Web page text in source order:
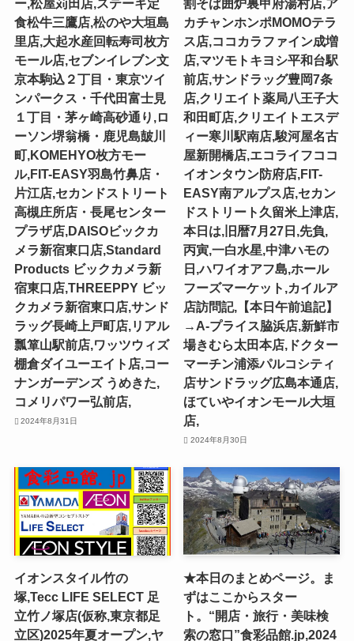
ー,松屋苅田店,ステーキ定
食松牛三鷹店,松のや大垣島
里店,大起水産回転寿司枚方
モール店,セブンイレブン文
京本駒込２丁目・東京ツイ
ンパークス・千代田富士見
１丁目・茅ヶ崎高砂通り,ロ
ーソン堺翁橋・鹿児島皷川
町,KOMEHYO枚方モー
ル,FIT-EASY羽島竹鼻店・
片江店,セカンドストリート
高槻庄所店・長尾センター
プラザ店,DAISOビックカ
メラ新宿東口店,Standard
Products ビックカメラ新
宿東口店,THREEPPY ビッ
クカメラ新宿東口店,サンド
ラッグ長崎上戸町店,リアル
瓢箪山駅前店,ワッツウィズ
棚倉ダイユーエイト店,コー
ナンガーデンズ うめきた,
コメリパワー弘前店,
2024年8月31日
割そば囲炉裏甲府湯村店,ア
カチャンホンポMOMOテラ
ス店,ココカラファイン成増
店,マツモトキヨシ平和台駅
前店,サンドラッグ豊岡7条
店,クリエイト薬局八王子大
和田町店,クリエイトエスデ
ィー寒川駅南店,駿河屋名古
屋新開橋店,エコライフココ
イオンタウン防府店,FIT-
EASY南アルプス店,セカン
ドストリート久留米上津店,
本日は,旧暦7月27日,先負,
丙寅,一白水星,中津ハモの
日,ハワイオアフ島,ホール
フーズマーケット,カイルア
店訪問記,【本日午前追記】
→A-プライス脇浜店,新鮮市
場きむら太田本店,ドクター
マーチン浦添パルコシティ
店サンドラッグ広島本通店,
ほていやイオンモール大垣
店,
2024年8月30日
イオンスタイル竹の
塚,Tecc LIFE SELECT ⾜
⽴⽵ノ塚店(仮称,東京都足
立区)2025年夏オープン,ヤ
★本日のまとめページ。ま
ずはここからスター
ト。“開店・旅行・美味検
索の窓口”食彩品館.jp,2024